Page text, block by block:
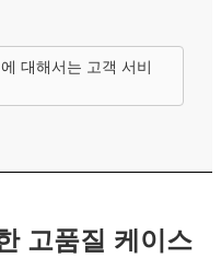
대해서는 고객 서비
고품질 케이스